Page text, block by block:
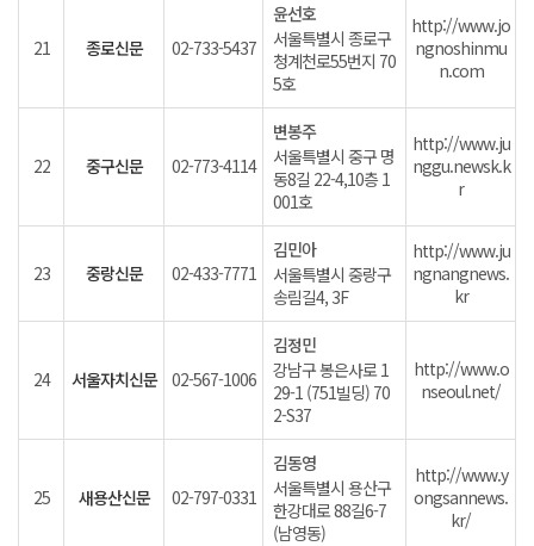
21 종로신문 02-733-5437
윤선호
서울특별시 종로구
청계천로55번지 70
5호
http://www.jo
ngnoshinmu
n.com
22 중구신문 02-773-4114
변봉주
서울특별시 중구 명
동8길 22-4,10층 1
001호
http://www.ju
nggu.newsk.k
r
23 중랑신문 02-433-7771
김민아
서울특별시 중랑구
송림길4, 3F
http://www.ju
ngnangnews.
kr
24 서울자치신문 02-567-1006
김정민
강남구 봉은사로 1
29-1 (751빌딩) 70
2-S37
http://www.o
nseoul.net/
25 새용산신문 02-797-0331
김동영
서울특별시 용산구
한강대로 88길6-7
(남영동)
http://www.y
ongsannews.
kr/